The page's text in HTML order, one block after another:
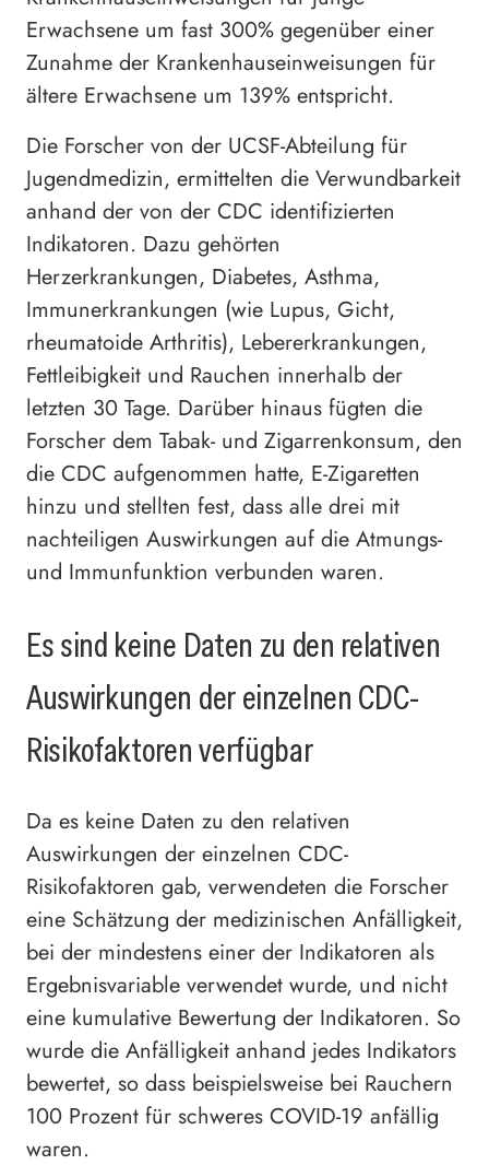
Erwachsene um fast 300% gegenüber einer
Zunahme der Krankenhauseinweisungen für
ältere Erwachsene um 139% entspricht.
Die Forscher von der UCSF-Abteilung für
Jugendmedizin, ermittelten die Verwundbarkeit
anhand der von der CDC identifizierten
Indikatoren. Dazu gehörten
Herzerkrankungen, Diabetes, Asthma,
Immunerkrankungen (wie Lupus, Gicht,
rheumatoide Arthritis), Lebererkrankungen,
Fettleibigkeit und Rauchen innerhalb der
letzten 30 Tage. Darüber hinaus fügten die
Forscher dem Tabak- und Zigarrenkonsum, den
die CDC aufgenommen hatte, E-Zigaretten
hinzu und stellten fest, dass alle drei mit
nachteiligen Auswirkungen auf die Atmungs-
und Immunfunktion verbunden waren.
Es sind keine Daten zu den relativen
Auswirkungen der einzelnen CDC-
Risikofaktoren verfügbar
Da es keine Daten zu den relativen
Auswirkungen der einzelnen CDC-
Risikofaktoren gab, verwendeten die Forscher
eine Schätzung der medizinischen Anfälligkeit,
bei der mindestens einer der Indikatoren als
Ergebnisvariable verwendet wurde, und nicht
eine kumulative Bewertung der Indikatoren. So
wurde die Anfälligkeit anhand jedes Indikators
bewertet, so dass beispielsweise bei Rauchern
100 Prozent für schweres COVID-19 anfällig
waren.